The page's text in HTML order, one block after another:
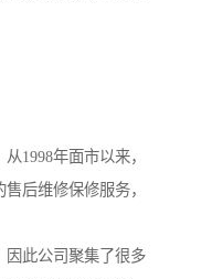
1998年面市以来，
后维修保修服务，
因此公司聚集了很多